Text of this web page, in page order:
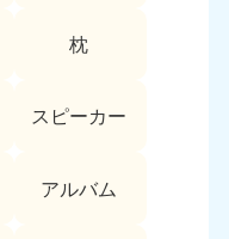
枕
スピーカー
アルバム
〜19:00 年中無休